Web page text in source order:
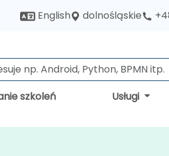
English dolnośląskie
szkoleń Usługi